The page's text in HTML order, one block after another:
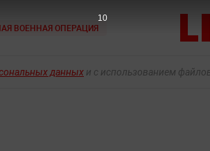
ВОЕННАЯ ОПЕРАЦИЯ
данных и с использованием
9